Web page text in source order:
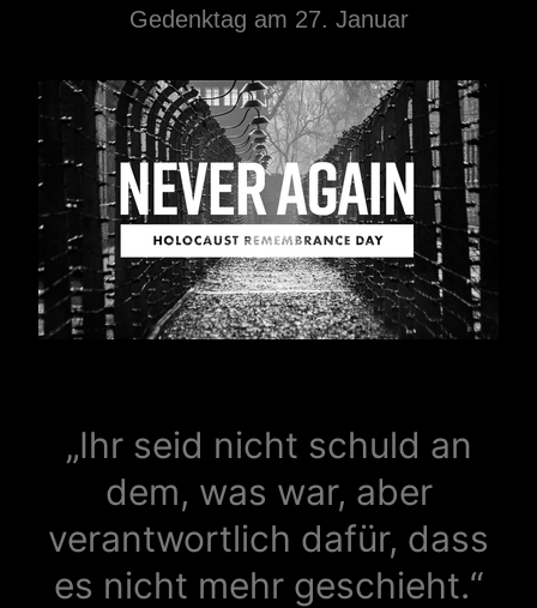
Gedenktag am 27. Januar
„Ihr seid nicht schuld an
dem, was war, aber
verantwortlich dafür, dass
es nicht mehr geschieht.“